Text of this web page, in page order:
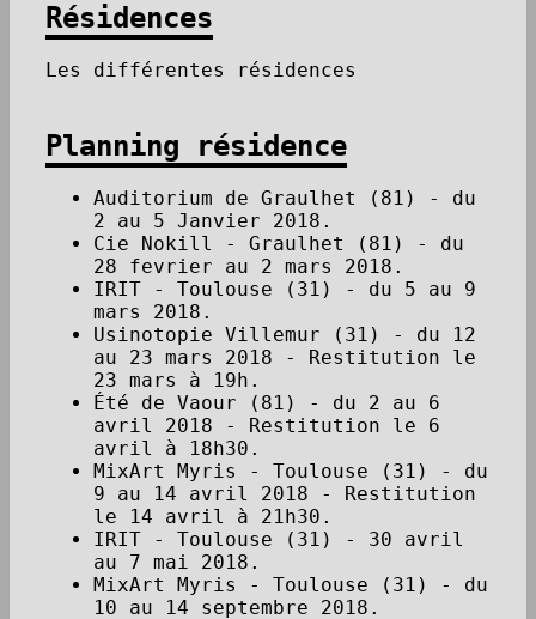
Résidences
Les différentes résidences
Planning résidence
Auditorium de Graulhet (81) - du
2 au 5 Janvier 2018.
Cie Nokill - Graulhet (81) - du
28 fevrier au 2 mars 2018.
IRIT - Toulouse (31) - du 5 au 9
mars 2018.
Usinotopie Villemur (31) - du 12
au 23 mars 2018 - Restitution le
23 mars à 19h.
Été de Vaour (81) - du 2 au 6
avril 2018 - Restitution le 6
avril à 18h30.
MixArt Myris - Toulouse (31) - du
9 au 14 avril 2018 - Restitution
le 14 avril à 21h30.
IRIT - Toulouse (31) - 30 avril
au 7 mai 2018.
MixArt Myris - Toulouse (31) - du
10 au 14 septembre 2018.